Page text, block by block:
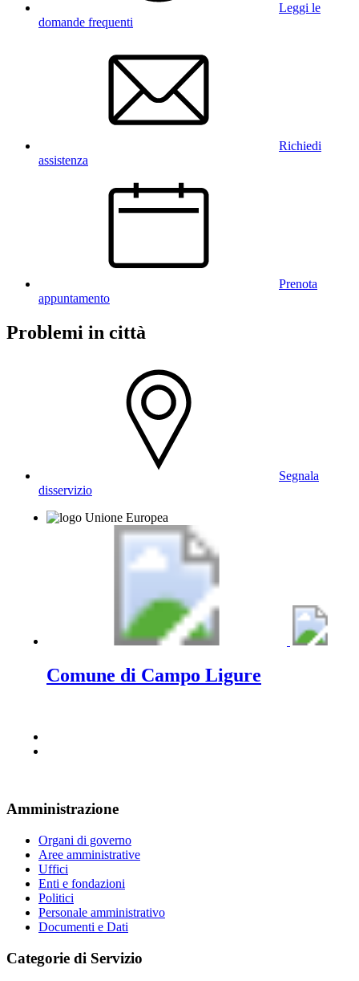
Leggi le
domande frequenti
Richiedi
assistenza
Prenota
appuntamento
Problemi in città
Segnala
disservizio
Comune di Campo Ligure
Amministrazione
Organi di governo
Aree amministrative
Uffici
Enti e fondazioni
Politici
Personale amministrativo
Documenti e Dati
Categorie di Servizio